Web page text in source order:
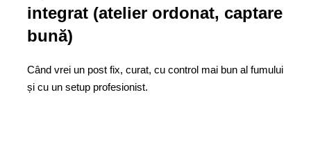
integrat (atelier ordonat, captare
bună)
Când vrei un post fix, curat, cu control mai bun al fumului
și cu un setup profesionist.